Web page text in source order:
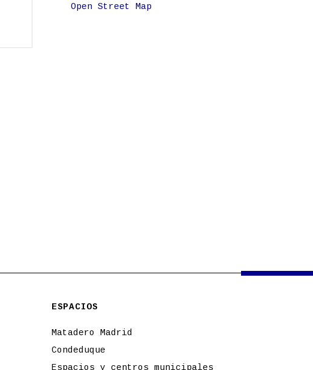
Open Street Map
ESPACIOS
Matadero Madrid
Condeduque
Espacios y centros municipales